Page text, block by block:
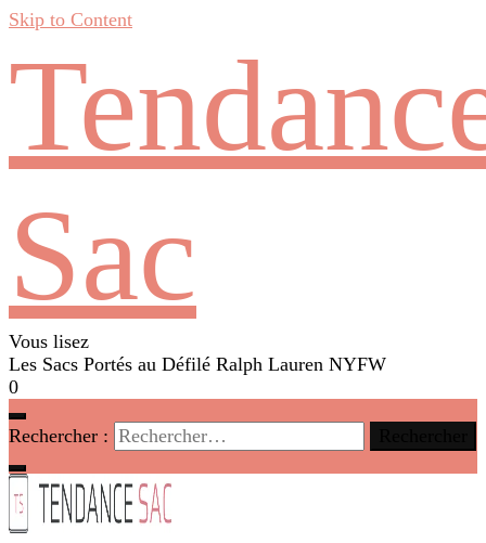
Skip to Content
Sac
Vous lisez
Les Sacs Portés au Défilé Ralph Lauren NYFW
0
Rechercher :